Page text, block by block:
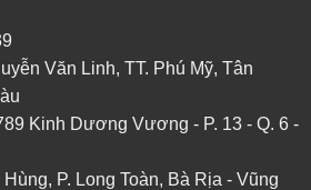
Văn Linh, TT. Phú Mỹ, Tân
Kinh Dương Vương - P. 13 - Q. 6 -
P. Long Toàn, Bà Rịa - Vũng